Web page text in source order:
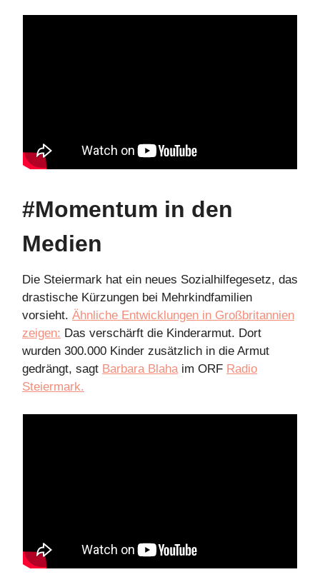
#Momentum in den
Medien
Die Steiermark hat ein neues Sozialhilfegesetz, das
drastische Kürzungen bei Mehrkindfamilien
vorsieht. Ähnliche Entwicklungen in Großbritannien
zeigen: Das verschärft die Kinderarmut. Dort
wurden 300.000 Kinder zusätzlich in die Armut
gedrängt, sagt Barbara Blaha im ORF Radio
Steiermark.